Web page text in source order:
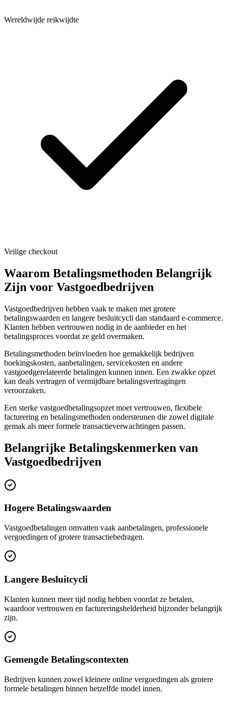
Wereldwijde reikwijdte
Veilige checkout
Waarom Betalingsmethoden Belangrijk
Zijn voor Vastgoedbedrijven
Vastgoedbedrijven hebben vaak te maken met grotere
betalingswaarden en langere besluitcycli dan standaard e-commerce.
Klanten hebben vertrouwen nodig in de aanbieder en het
betalingsproces voordat ze geld overmaken.
Betalingsmethoden beïnvloeden hoe gemakkelijk bedrijven
boekingskosten, aanbetalingen, servicekosten en andere
vastgoedgerelateerde betalingen kunnen innen. Een zwakke opzet
kan deals vertragen of vermijdbare betalingsvertragingen
veroorzaken.
Een sterke vastgoedbetalingsopzet moet vertrouwen, flexibele
facturering en betalingsmethoden ondersteunen die zowel digitale
gemak als meer formele transactieverwachtingen passen.
Belangrijke Betalingskenmerken van
Vastgoedbedrijven
Hogere Betalingswaarden
Vastgoedbetalingen omvatten vaak aanbetalingen, professionele
vergoedingen of grotere transactiebedragen.
Langere Besluitcycli
Klanten kunnen meer tijd nodig hebben voordat ze betalen,
waardoor vertrouwen en factureringshelderheid bijzonder belangrijk
zijn.
Gemengde Betalingscontexten
Bedrijven kunnen zowel kleinere online vergoedingen als grotere
formele betalingen binnen hetzelfde model innen.